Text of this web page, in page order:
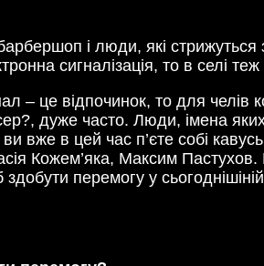
і люди, які
сигналізація, то в селі
– це відпочинок, то для
дуже часто. Люди, імена
вже в цей час п’єте собі
Кожем’яка, Максим
перемогу у